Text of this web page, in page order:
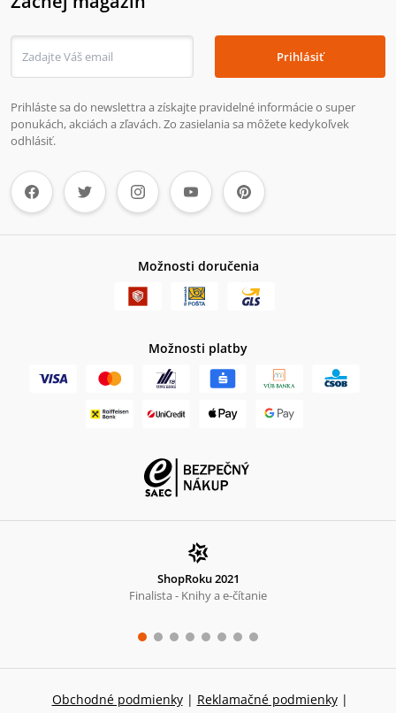
Prihlásiť
Prihláste sa do newslettra a získajte pravidelné informácie o super
ponukách, akciách a zľavách. Zo zasielania sa môžete kedykoľvek
odhlásiť.
Možnosti doručenia
Možnosti platby
ShopRoku 2021
Finalista - Knihy a e-čítanie
Obchodné podmienky | Reklamačné podmienky |